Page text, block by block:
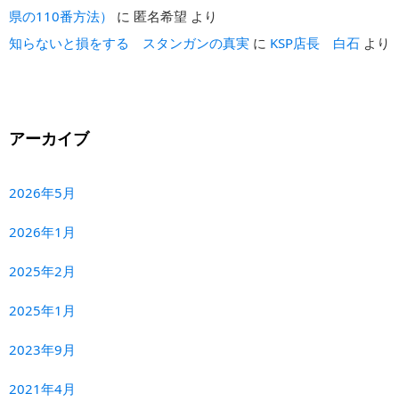
県の110番方法）
に 匿名希望 より
知らないと損をする スタンガンの真実 に KSP店長 白石 より
アーカイブ
2026年5月
2026年1月
2025年2月
2025年1月
2023年9月
2021年4月